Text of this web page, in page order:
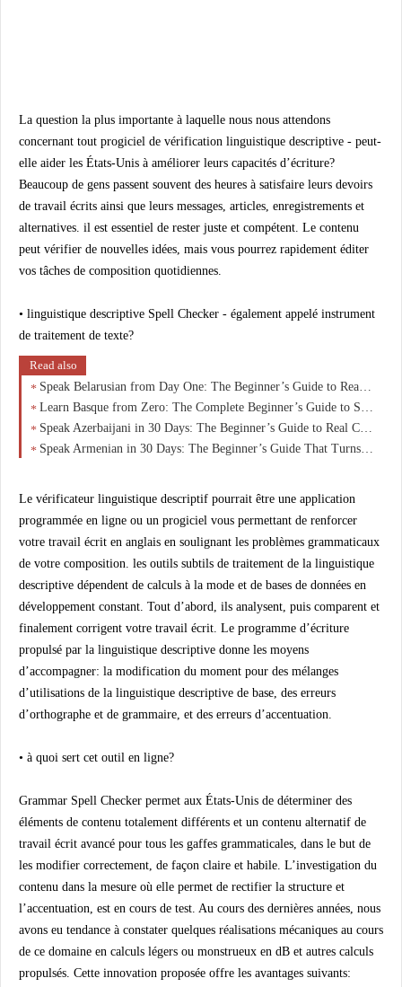
La question la plus importante à laquelle nous nous attendons
concernant tout progiciel de vérification linguistique descriptive - peut-
elle aider les États-Unis à améliorer leurs capacités d’écriture?
Beaucoup de gens passent souvent des heures à satisfaire leurs devoirs
de travail écrits ainsi que leurs messages, articles, enregistrements et
alternatives. il est essentiel de rester juste et compétent. Le contenu
peut vérifier de nouvelles idées, mais vous pourrez rapidement éditer
vos tâches de composition quotidiennes.
• linguistique descriptive Spell Checker - également appelé instrument
de traitement de texte?
Read also
Speak Belarusian from Day One: The Beginner’s Guide to Real Conversations in 30 Days
Learn Basque from Zero: The Complete Beginner’s Guide to Speaking Euskara with Confidence
Speak Azerbaijani in 30 Days: The Beginner’s Guide to Real Conversations (No Grammar Overload)
Speak Armenian in 30 Days: The Beginner’s Guide That Turns Zero Knowledge Into Real Conversations
Le vérificateur linguistique descriptif pourrait être une application
programmée en ligne ou un progiciel vous permettant de renforcer
votre travail écrit en anglais en soulignant les problèmes grammaticaux
de votre composition. les outils subtils de traitement de la linguistique
descriptive dépendent de calculs à la mode et de bases de données en
développement constant. Tout d’abord, ils analysent, puis comparent et
finalement corrigent votre travail écrit. Le programme d’écriture
propulsé par la linguistique descriptive donne les moyens
d’accompagner: la modification du moment pour des mélanges
d’utilisations de la linguistique descriptive de base, des erreurs
d’orthographe et de grammaire, et des erreurs d’accentuation.
• à quoi sert cet outil en ligne?
Grammar Spell Checker permet aux États-Unis de déterminer des
éléments de contenu totalement différents et un contenu alternatif de
travail écrit avancé pour tous les gaffes grammaticales, dans le but de
les modifier correctement, de façon claire et habile. L’investigation du
contenu dans la mesure où elle permet de rectifier la structure et
l’accentuation, est en cours de test. Au cours des dernières années, nous
avons eu tendance à constater quelques réalisations mécaniques au cours
de ce domaine en calculs légers ou monstrueux en dB et autres calculs
propulsés. Cette innovation proposée offre les avantages suivants: